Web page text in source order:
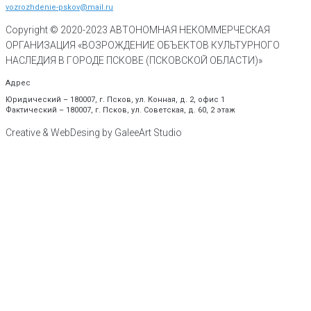
vozrozhdenie-pskov@mail.ru
Copyright © 2020-2023 АВТОНОМНАЯ НЕКОММЕРЧЕСКАЯ
ОРГАНИЗАЦИЯ «ВОЗРОЖДЕНИЕ ОБЪЕКТОВ КУЛЬТУРНОГО
НАСЛЕДИЯ В ГОРОДЕ ПСКОВЕ (ПСКОВСКОЙ ОБЛАСТИ)»
Адрес
Юридический – 180007, г. Псков, ул. Конная, д. 2, офис 1
Фактический – 180007, г. Псков, ул. Советская, д. 60, 2 этаж
Creative & WebDesing by GaleeArt Studio